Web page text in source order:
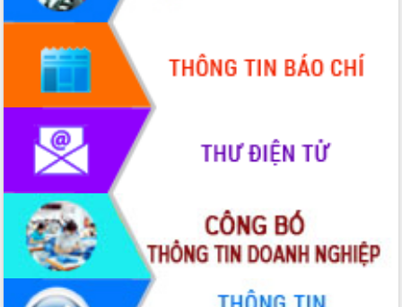
Hội nghị lần thứ tư Ban Chỉ đạo công
tác bầu cử tỉnh Đắk Lắk
Hội nghị Báo cáo viên Trung ương
tháng 01/2026
Phó Thủ tướng Hồ Quốc Dũng đánh giá
cao kết quả Chiến dịch Quang Trung
tại Đắk Lắk
Hội nghị Ban Chấp hành Đảng bộ tỉnh
Đắk Lắk lần thứ 2 (mở rộng)
Tập trung giải phóng mặt bằng, đẩy
nhanh tiến độ Tuyến đường bộ ven
biển
Gỡ khó, khởi công xây dựng, sửa chữa
toàn bộ nhà ở cho hộ dân đúng tiến độ
đề ra